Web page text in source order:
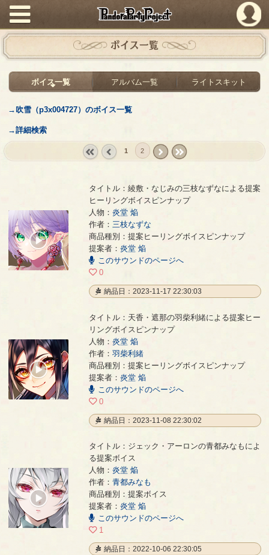
PandoraPartyProject
ボイス一覧
ボイス一覧 アルバム一覧 ライトスキット
→吹雪（p3x004727）のボイス一覧
→詳細検索
1 2
綾敷・なじみの三枝なずなによる提案ヒーリングボイスピンナップ
タイトル：綾敷・なじみの三枝なずなによる提案
ヒーリングボイスピンナップ
人物： 炎堂 焔
作者： 三枝なずな
商品種別：提案ヒーリングボイスピンナップ
提案者： 炎堂 焔
このサウンドのページへ
0
納品日：2023-11-17 22:30:03
天香・遮那の羽柴利緒による提案ヒーリングボイスピンナップ
タイトル：天香・遮那の羽柴利緒による提案ヒー
リングボイスピンナップ
人物： 炎堂 焔
作者： 羽柴利緒
商品種別：提案ヒーリングボイスピンナップ
提案者： 炎堂 焔
このサウンドのページへ
0
納品日：2023-11-08 22:30:02
ジェック・アーロンの青都みなもによる提案ボイス
タイトル：ジェック・アーロンの青都みなもによ
る提案ボイス
人物： 炎堂 焔
作者： 青都みなも
商品種別：提案ボイス
提案者： 炎堂 焔
このサウンドのページへ
1
納品日：2022-10-06 22:30:05